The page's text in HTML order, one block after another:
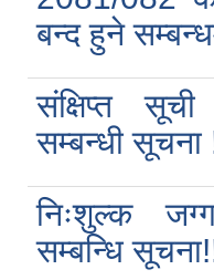
बन्द हुने
संक्षिप्त
सम्बन्धी सूचना
निःशुल्क
सम्बन्धि